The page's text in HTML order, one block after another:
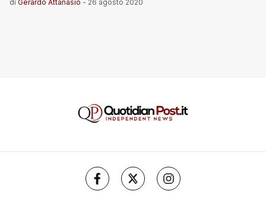
di Gerardo Attanasio - 26 agosto 2020